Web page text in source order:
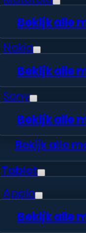
Bekijk alle
Nokia
Bekijk alle
Sony
Bekijk alle
Bekijk alle
Tablet
Apple
Bekijk alle
Met een
ben je
Bij